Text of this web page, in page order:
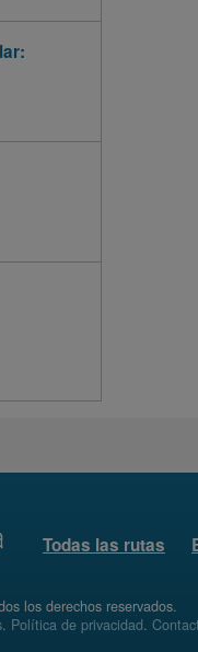
Todas las rutas
los derechos reservados.
. Política de privacidad.